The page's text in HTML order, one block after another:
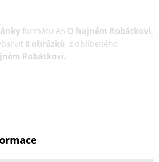
formátu A5 O hajném Robátkovi.
8 obrázků, z oblíbeného
Robátkovi.